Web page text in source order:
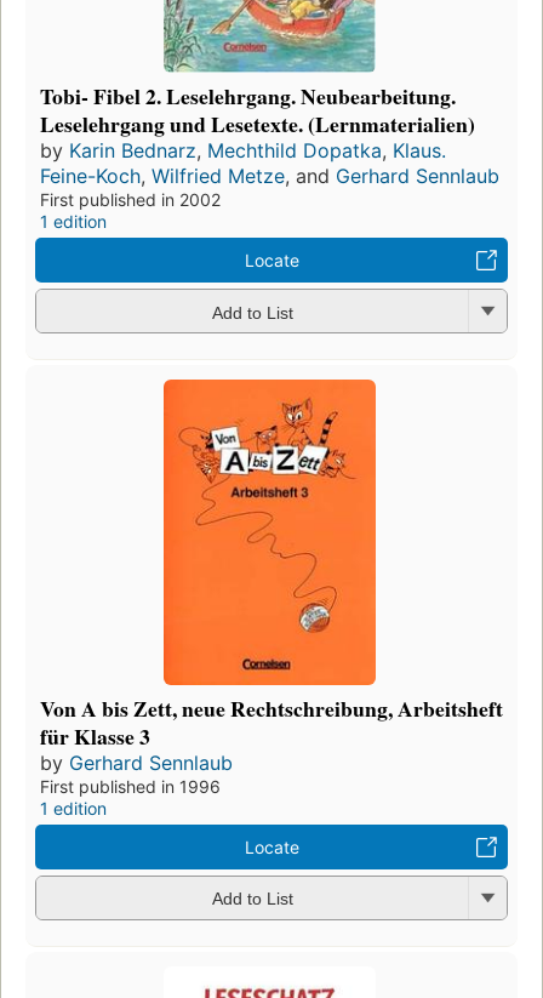
Tobi- Fibel 2. Leselehrgang. Neubearbeitung.
Leselehrgang und Lesetexte. (Lernmaterialien)
by Karin Bednarz, Mechthild Dopatka, Klaus.
Feine-Koch, Wilfried Metze, and Gerhard Sennlaub
First published in 2002
1 edition
Locate
Add to List
Von A bis Zett, neue Rechtschreibung, Arbeitsheft
für Klasse 3
by Gerhard Sennlaub
First published in 1996
1 edition
Locate
Add to List